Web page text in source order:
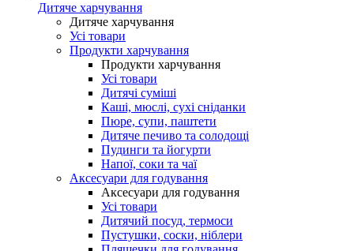
Дитяче харчування
Дитяче харчування
Усі товари
Продукти харчування
Продукти харчування
Усі товари
Дитячі суміші
Каші, мюслі, сухі сніданки
Пюре, супи, паштети
Дитяче печиво та солодощі
Пудинги та йогурти
Напої, соки та чаї
Аксесуари для годування
Аксесуари для годування
Усі товари
Дитячий посуд, термоси
Пустушки, соски, ніблери